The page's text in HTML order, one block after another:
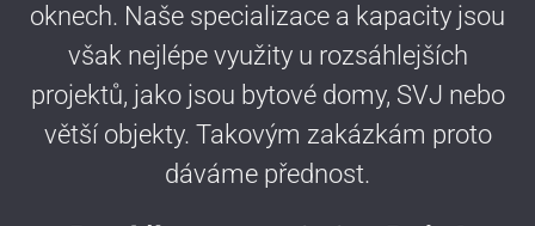
oknech. Naše specializace a kapacity jsou
však nejlépe využity u rozsáhlejších
projektů, jako jsou bytové domy, SVJ nebo
větší objekty. Takovým zakázkám proto
dáváme přednost.